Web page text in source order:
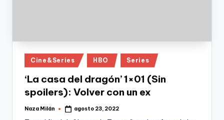
Publicado
en
Cine&Series HBO Series
‘La casa del dragón’ 1×01 (Sin
spoilers): Volver con un ex
Publicado
Naza Milán agosto 23, 2022